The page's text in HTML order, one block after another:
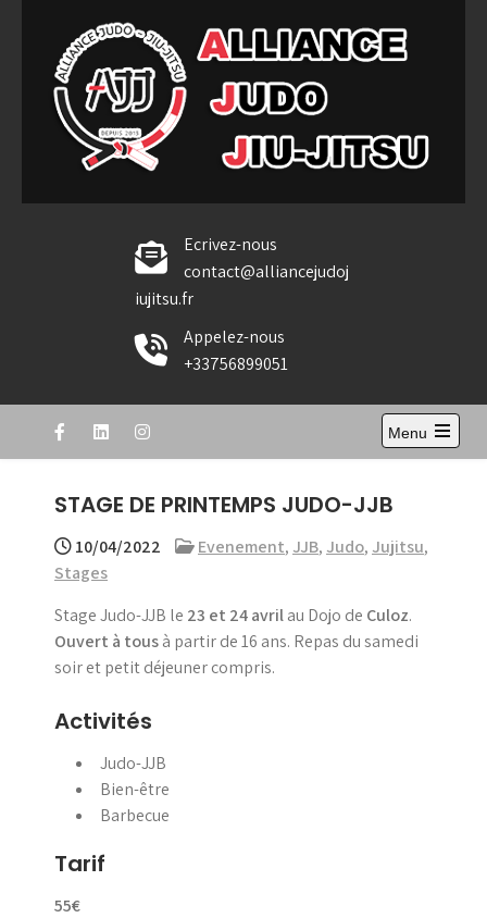
content
Alliance Judo Jiu-jitsu
Ecrivez-nous
contact@alliancejudoj
iujitsu.fr
Appelez-nous
+33756899051
Menu
Open
STAGE DE PRINTEMPS JUDO-JJB
10/04/2022 Evenement, JJB, Judo, Jujitsu,
Stages
Stage Judo-JJB le 23 et 24 avrilau Dojo de Culoz.
Ouvert à tousà partir de 16 ans. Repas du samedi
soir et petit déjeuner compris.
Activités
Judo-JJB
Bien-être
Barbecue
Tarif
55€